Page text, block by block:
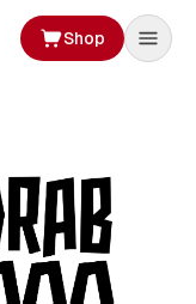
Shop